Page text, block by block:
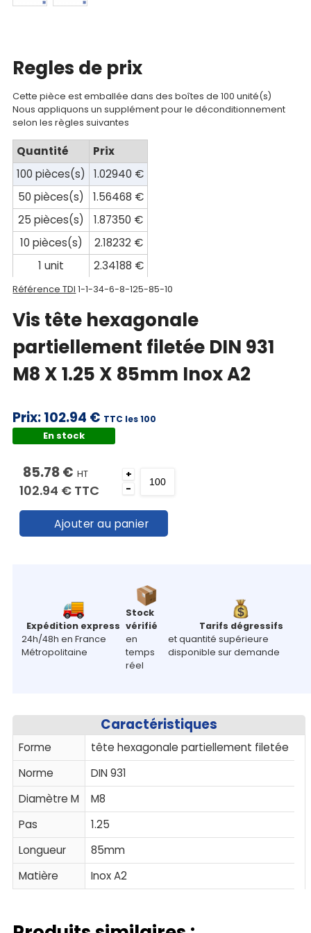
panier
Contact
Regles de prix
Cette pièce est emballée dans des boîtes de 100 unité(s)
Nous appliquons un supplément pour le déconditionnement
selon les règles suivantes
Quantité
Prix
100 pièces(s)
1.02940 €
50 pièces(s)
1.56468 €
25 pièces(s)
1.87350 €
10 pièces(s)
2.18232 €
1 unit
2.34188 €
Référence TDI 1-1-34-6-8-125-85-10
Vis tête hexagonale
partiellement filetée DIN 931
M8 X 1.25 X 85mm Inox A2
Prix:102.94 € TTC les 100
En stock
85.78 € HT
102.94 € TTC
+
-
Ajouter au panier
Expédition express
24h/48h en France
Métropolitaine
Stock
vérifié
en
temps
réel
Tarifs dégressifs
et quantité supérieure
disponible sur demande
Caractéristiques
Forme
tête hexagonale partiellement filetée
Norme
DIN 931
Diamètre M
M8
Pas
1.25
Longueur
85mm
Matière
Inox A2